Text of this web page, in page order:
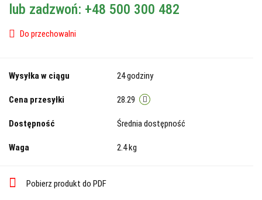
lub zadzwoń: +48 500 300 482
Do przechowalni
Wysyłka w ciągu 24 godziny
Cena przesyłki 28.29
Dostępność Średnia dostępność
Waga 2.4 kg
Pobierz produkt do PDF